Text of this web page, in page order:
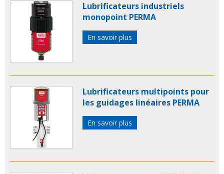
Lubrificateurs industriels
monopoint PERMA
En savoir plus
Lubrificateurs multipoints pour
les guidages linéaires PERMA
En savoir plus